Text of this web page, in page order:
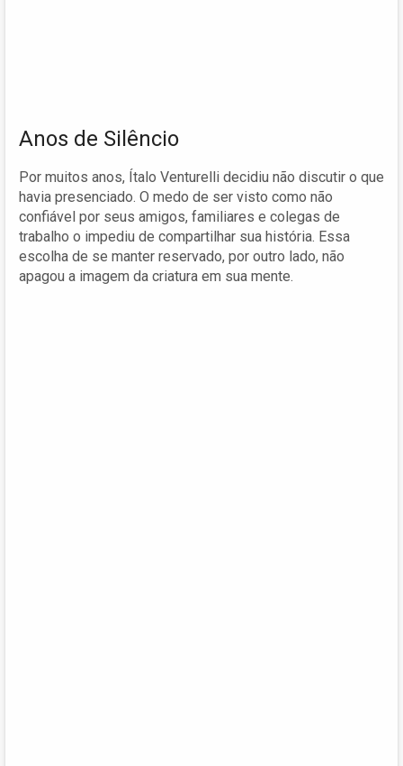
Anos de Silêncio
Por muitos anos, Ítalo Venturelli decidiu não discutir o que
havia presenciado. O medo de ser visto como não
confiável por seus amigos, familiares e colegas de
trabalho o impediu de compartilhar sua história. Essa
escolha de se manter reservado, por outro lado, não
apagou a imagem da criatura em sua mente.